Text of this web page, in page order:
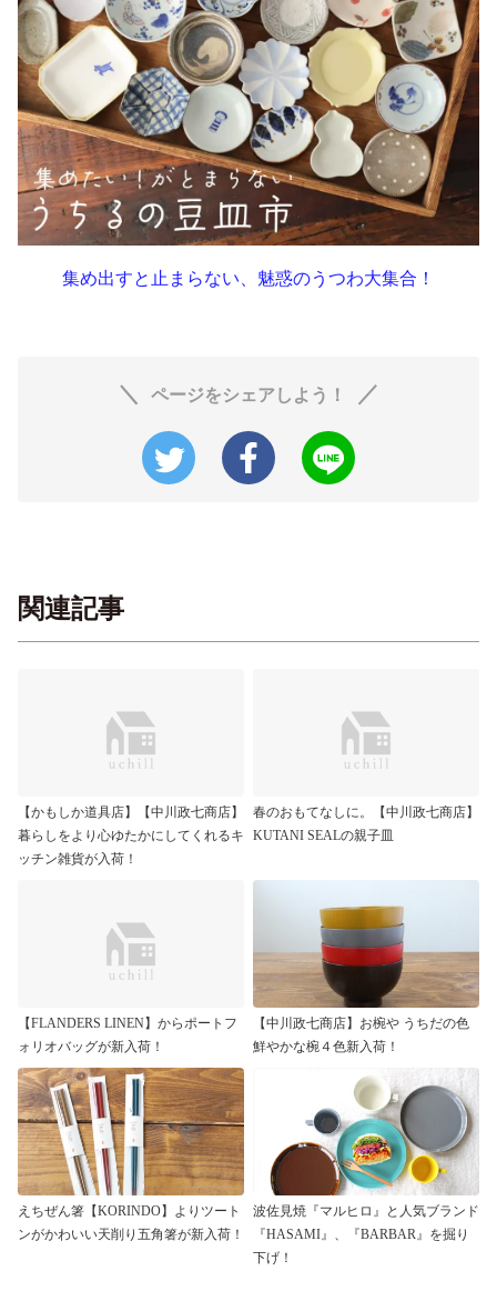
集め出すと止まらない、魅惑のうつわ大集合！
ページをシェアしよう！
関連記事
【かもしか道具店】【中川政七商店】
暮らしをより心ゆたかにしてくれるキ
ッチン雑貨が入荷！
春のおもてなしに。【中川政七商店】
KUTANI SEALの親子皿
【FLANDERS LINEN】からポートフ
ォリオバッグが新入荷！
【中川政七商店】お椀や うちだの色
鮮やかな椀４色新入荷！
えちぜん箸【KORINDO】よりツート
ンがかわいい天削り五角箸が新入荷！
波佐見焼『マルヒロ』と人気ブランド
『HASAMI』、『BARBAR』を掘り
下げ！